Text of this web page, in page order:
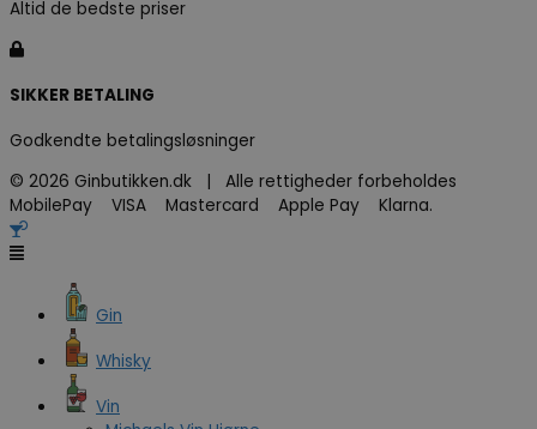
Altid de bedste priser
SIKKER BETALING
Godkendte betalingsløsninger
© 2026 Ginbutikken.dk | Alle rettigheder forbeholdes
MobilePay VISA Mastercard Apple Pay Klarna.
Gin
Whisky
Vin